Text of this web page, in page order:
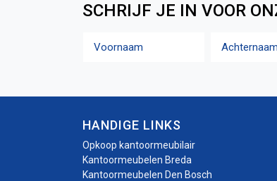
SCHRIJF JE IN VOOR
HANDIGE LINKS
Opkoop kantoormeubilair
Kantoormeubelen Breda
Kantoormeubelen Den Bosch